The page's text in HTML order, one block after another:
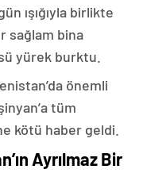
ışığıyla birlikte
sağlam bina
yürek burktu.
önemli
tüm
kötü haber geldi.
Ayrılmaz Bir